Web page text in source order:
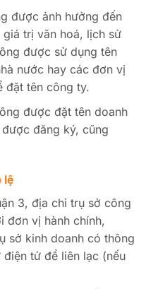
được ảnh hưởng đến
trị văn hoá, lịch sử
được sử dụng tên
nước hay các đơn vị
đặt tên công ty.
được đặt tên doanh
đăng ký, cũng
lệ
3, địa chỉ trụ sở công
đơn vị hành chính,
sở kinh doanh có thông
tử để liên lạc (nếu